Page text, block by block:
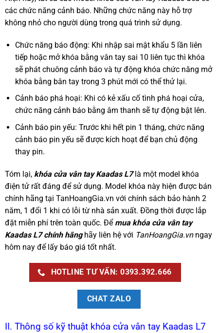
các chức năng cảnh báo. Những chức năng này hỗ trợ
không nhỏ cho người dùng trong quá trình sử dụng.
Chức năng báo động: Khi nhập sai mật khẩu 5 lần liên
tiếp hoặc mở khóa bằng vân tay sai 10 liên tục thì khóa
sẽ phát chuông cảnh báo và tự động khóa chức năng mở
khóa bằng bân tay trong 3 phút mới có thể thử lại.
Cảnh báo phá hoại: Khi có kẻ xấu cố tình phá hoại cửa,
chức năng cảnh báo bằng âm thanh sẽ tự động bật lên.
Cảnh báo pin yếu: Trước khi hết pin 1 tháng, chức năng
cảnh báo pin yếu sẽ được kích hoạt để bạn chủ động
thay pin.
Tóm lại, khóa cửa vân tay Kaadas L7 là một model khóa
điện tử rất đáng để sử dụng. Model khóa này hiện được bán
chính hãng tại TanHoangGia.vn với chính sách bảo hành 2
năm, 1 đổi 1 khi có lỗi từ nhà sản xuất. Đồng thời được lắp
đặt miễn phí trên toàn quốc. Để mua khóa cửa vân tay
Kaadas L7 chính hãnghãy liên hệ với TanHoangGia.vnngay
hôm nay để lấy báo giá tốt nhất.
HOTLINE TƯ VẤN: 0393.392.666
CHAT ZALO
II. Thông số kỹ thuật khóa cửa vân tay Kaadas L7